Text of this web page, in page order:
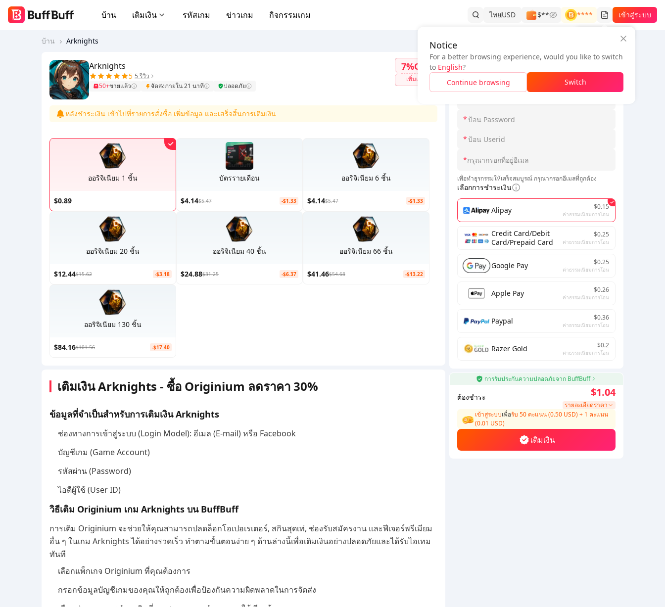
บ้าน เติมเงิน รหัสเกม ข่าวเกม กิจกรรมเกม ไทยUSD $**
****
เข้าสู่ระบบ
บ้าน Arknights
ข้อมูลคำสั่งซื้อ
*เลือก Loginmodel
*
*
*
เพื่อทำธุรกรรมให้เสร็จสมบูรณ์ กรุณากรอกอีเมลที่ถูกต้อง
เลือกการชำระเงิน
Alipay $0.15
ค่าธรรมเนียมการโอน
Credit Card/Debit
Card/Prepaid Card
$0.25
ค่าธรรมเนียมการโอน
Google Pay $0.25
ค่าธรรมเนียมการโอน
Apple Pay $0.26
ค่าธรรมเนียมการโอน
Paypal $0.36
ค่าธรรมเนียมการโอน
Razer Gold $0.2
ค่าธรรมเนียมการโอน
การรับประกันความปลอดภัยจาก BuffBuff
ต้องชำระ
รายละเอียดราคา
$1.04
เข้าสู่ระบบเพื่อรับ 50 คะแนน (0.50 USD)+ 1 คะแนน
(0.01 USD)
เติมเงิน
Arknights
5 5 รีวิว
50+ขายแล้ว จัดส่งภายใน 21 นาที ปลอดภัย
7%OFF
เพิ่มเติม
หลังชำระเงิน เข้าไปที่รายการสั่งซื้อ เพิ่มข้อมูล และเสร็จสิ้นการเติมเงิน
ออริจิเนียม 1 ชิ้น
$0.89
บัตรรายเดือน
$4.14$5.47 -$1.33
ออริจิเนียม 6 ชิ้น
$4.14$5.47 -$1.33
ออริจิเนียม 20 ชิ้น
$12.44$15.62 -$3.18
ออริจิเนียม 40 ชิ้น
$24.88$31.25 -$6.37
ออริจิเนียม 66 ชิ้น
$41.46$54.68 -$13.22
ออริจิเนียม 130 ชิ้น
$84.16$101.56 -$17.40
เติมเงิน Arknights - ซื้อ Originium ลดราคา 30%
ข้อมูลที่จำเป็นสำหรับการเติมเงิน Arknights
ช่องทางการเข้าสู่ระบบ (Login Model): อีเมล (E-mail) หรือ Facebook
บัญชีเกม (Game Account)
รหัสผ่าน (Password)
ไอดีผู้ใช้ (User ID)
วิธีเติม Originium เกม Arknights บน BuffBuff
การเติม Originium จะช่วยให้คุณสามารถปลดล็อกโอเปอเรเตอร์, สกินสุดเท่, ช่องรับสมัครงาน และฟีเจอร์พรีเมียม
อื่น ๆ ในเกม Arknights ได้อย่างรวดเร็ว ทำตามขั้นตอนง่าย ๆ ด้านล่างนี้เพื่อเติมเงินอย่างปลอดภัยและได้รับไอเทม
ทันที
เลือกแพ็กเกจ Originium ที่คุณต้องการ
กรอกข้อมูลบัญชีเกมของคุณให้ถูกต้องเพื่อป้องกันความผิดพลาดในการจัดส่ง
Notice
For a better browsing experience, would you like to switch
to English?
Continue browsing
Switch